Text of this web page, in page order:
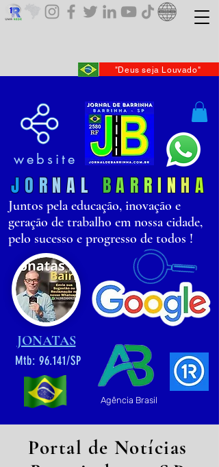
"Deus seja Louvado"
website
JO RNAL BARRI NHA
Juntos pela educação, inovação e
geração de trabalho em nossa cidade,
pelo sucesso e progresso de todos !
JONATAS
Mtb: 96.141/SP
Agência Brasil
Portal de Notícias